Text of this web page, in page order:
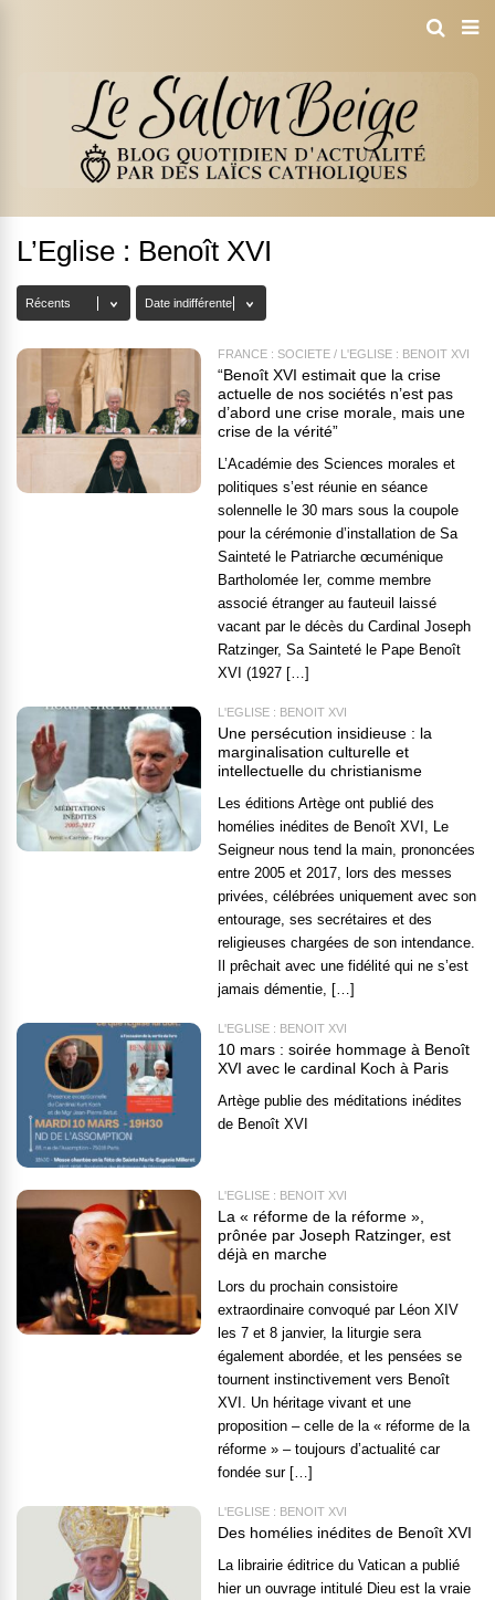
L’Eglise : Benoît XVI
FRANCE : SOCIÉTÉ / L'EGLISE : BENOÎT XVI
“Benoît XVI estimait que la crise
actuelle de nos sociétés n’est pas
d’abord une crise morale, mais une
crise de la vérité”
L’Académie des Sciences morales et
politiques s’est réunie en séance
solennelle le 30 mars sous la coupole
pour la cérémonie d’installation de Sa
Sainteté le Patriarche œcuménique
Bartholomée Ier, comme membre
associé étranger au fauteuil laissé
vacant par le décès du Cardinal Joseph
Ratzinger, Sa Sainteté le Pape Benoît
XVI (1927 […]
L'EGLISE : BENOÎT XVI
Une persécution insidieuse : la
marginalisation culturelle et
intellectuelle du christianisme
Les éditions Artège ont publié des
homélies inédites de Benoît XVI, Le
Seigneur nous tend la main, prononcées
entre 2005 et 2017, lors des messes
privées, célébrées uniquement avec son
entourage, ses secrétaires et des
religieuses chargées de son intendance.
Il prêchait avec une fidélité qui ne s’est
jamais démentie, […]
L'EGLISE : BENOÎT XVI
10 mars : soirée hommage à Benoît
XVI avec le cardinal Koch à Paris
Artège publie des méditations inédites
de Benoît XVI
L'EGLISE : BENOÎT XVI
La « réforme de la réforme »,
prônée par Joseph Ratzinger, est
déjà en marche
Lors du prochain consistoire
extraordinaire convoqué par Léon XIV
les 7 et 8 janvier, la liturgie sera
également abordée, et les pensées se
tournent instinctivement vers Benoît
XVI. Un héritage vivant et une
proposition – celle de la « réforme de la
réforme » – toujours d’actualité car
fondée sur […]
L'EGLISE : BENOÎT XVI
Des homélies inédites de Benoît XVI
La librairie éditrice du Vatican a publié
hier un ouvrage intitulé Dieu est la vraie